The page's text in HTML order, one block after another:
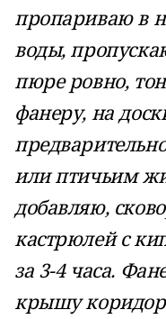
пропариваю в
воды,
пюре ровно,
фанеру, на
или птичьим
добавляю,
кастрюлей с
за 3-4 часа.
крышу